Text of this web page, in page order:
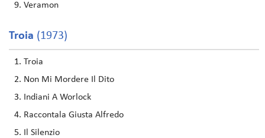
Veramon
Troia (1973)
Troia
Non Mi Mordere Il Dito
Indiani A Worlock
Raccontala Giusta Alfredo
Il Silenzio